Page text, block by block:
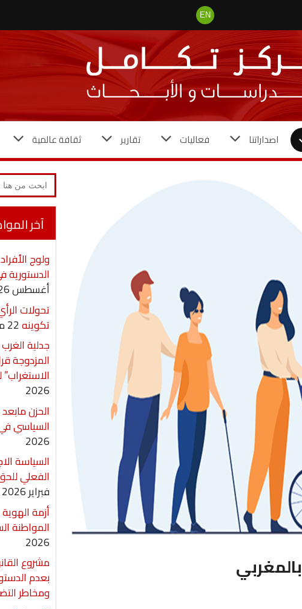
EN
اصداراتنا فعاليات تقارير ثقافة عالمية
Search
for:
آخر
ولوج
الدستورية
أغسطس 2026
تحولات
تكوينه22 مايو 2026
جدلية
المزدوجة
2026
الحزن
السياسي
2026
السياسة
الفعلي
فبراير 2026
أزمة
المواطنة
2026
بعدم
ومخاطر